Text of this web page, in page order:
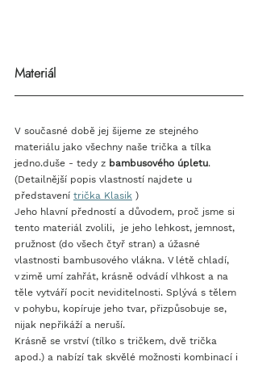
Materiál
V současné době jej šijeme ze stejného
materiálu jako všechny naše trička a tílka
jedno.duše - tedy z bambusového úpletu.
(Detailnější popis vlastností najdete u
představení trička Klasik )
Jeho hlavní předností a důvodem, proč jsme si
tento materiál zvolili,  je jeho lehkost, jemnost,
pružnost (do všech čtyř stran) a úžasné
vlastnosti bambusového vlákna. V létě chladí,
v zimě umí zahřát, krásně odvádí vlhkost a na
těle vytváří pocit neviditelnosti. Splývá s tělem
v pohybu, kopíruje jeho tvar, přizpůsobuje se,
nijak nepřikáží a neruší.
Krásně se vrství (tílko s tričkem, dvě trička
apod.) a nabízí tak skvělé možnosti kombinací i